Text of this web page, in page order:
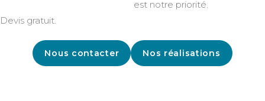
est notre priorité.
Devis gratuit.
Nous contacter Nos réalisations